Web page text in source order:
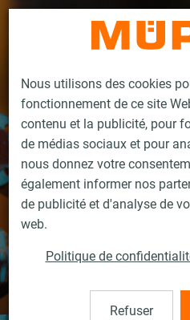
Nous utilisons des cookies
fonctionnement de ce site
contenu et la publicité, pour
de médias sociaux et pour
nous donnez votre
également informer nos
de publicité et d'analyse de
web.
Politique de
Refuser